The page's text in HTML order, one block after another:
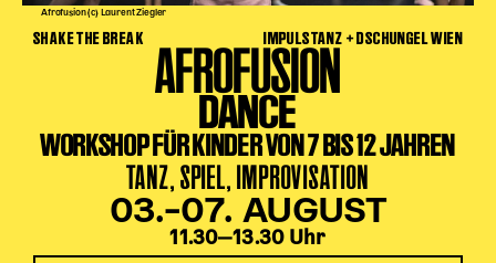
Afrofusion (c) Laurent Ziegler
SHAKE THE BREAK IMPULSTANZ + DSCHUNGEL WIEN
AFROFUSION
DANCE
WORKSHOP FÜR KINDER VON 7 BIS 12 JAHREN
TANZ, SPIEL, IMPROVISATION
03.–07. AUGUST
11.30‒13.30 Uhr